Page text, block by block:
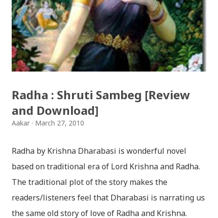
jaha chhan buddha ka aakha - bhaktaraj acharya
Download Patriotic Nepali Song: नेपालले के गर्यो मलाई, भन्न
छोडिदेउ Download: रातो र चन्द्र सुर्य / raato ra chandra
surya (रचनाकार: गोपाल प्रसाद रिमाल, गायक: फत्तेमान, संगीत:
अम्बर गुरुङ) Download: सयथरि बाजा एउटै ताल / saya thari
मरेपनि मेरो देश बाँचिराखोस / ma marepan...
Radha : Shruti Sambeg [Review
and Download]
Aakar March 27, 2010
Radha by Krishna Dharabasi is wonderful novel
based on traditional era of Lord Krishna and Radha.
The traditional plot of the story makes the
readers/listeners feel that Dharabasi is narrating us
the same old story of love of Radha and Krishna.